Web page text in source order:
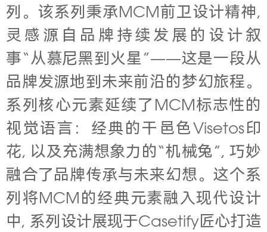
列。该系列秉承MCM前卫设计精神,
灵感源自品牌持续发展的设计叙
事“从慕尼黑到火星”——这是一段从
品牌发源地到未来前沿的梦幻旅程。
系列核心元素延续了MCM标志性的
视觉语言：经典的干邑色Visetos印
花, 以及充满想象力的“机械兔”, 巧妙
融合了品牌传承与未来幻想。这个系
列将MCM的经典元素融入现代设计
中, 系列设计展现于Casetify匠心打造